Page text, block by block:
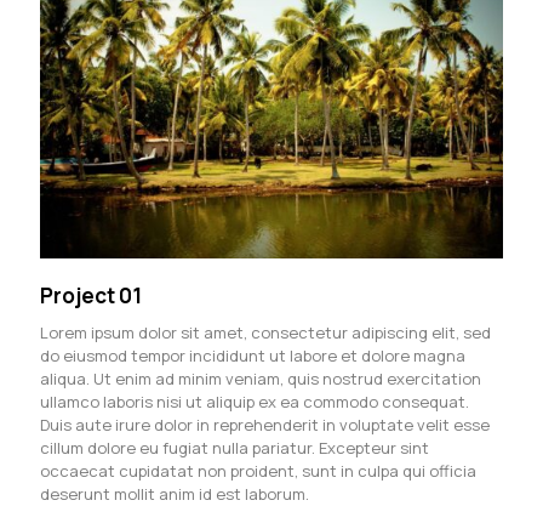
Project 01
Lorem ipsum dolor sit amet, consectetur adipiscing elit, sed
do eiusmod tempor incididunt ut labore et dolore magna
aliqua. Ut enim ad minim veniam, quis nostrud exercitation
ullamco laboris nisi ut aliquip ex ea commodo consequat.
Duis aute irure dolor in reprehenderit in voluptate velit esse
cillum dolore eu fugiat nulla pariatur. Excepteur sint
occaecat cupidatat non proident, sunt in culpa qui officia
deserunt mollit anim id est laborum.